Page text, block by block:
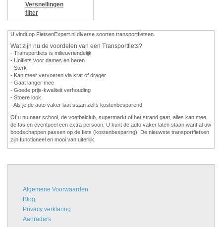
Versnellingen
filter
U vindt op FietsenExpert.nl diverse soorten transportfietsen.
Wat zijn nu de voordelen van een Transportfiets?
- Transportfiets is milieuvriendelijk
- Unifiets voor dames en heren
- Sterk
- Kan meer vervoeren via krat of drager
- Gaat langer mee
- Goede prijs-kwaliteit verhouding
- Stoere look
- Als je de auto vaker laat staan zelfs kostenbesparend
Of u nu naar school, de voetbalclub, supermarkt of het strand gaat, alles kan mee,
de tas en eventueel een extra persoon. U kunt de auto vaker laten staan want al uw
boodschappen passen op de fiets (kostenbesparing). De nieuwste transportfietsen
zijn functioneel en mooi van uiterlijk.
Algemene Voorwaarden
Blog
Privacy verklaring
Aanraders